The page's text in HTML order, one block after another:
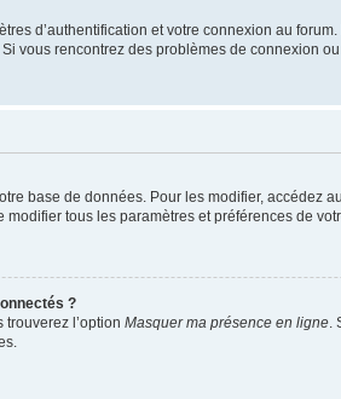
d’authentification et votre connexion au
vous rencontrez des problèmes de connexion
base de données. Pour les modifier, accédez au
tous les paramètres et préférences de
?
l’option Masquer ma présence en ligne